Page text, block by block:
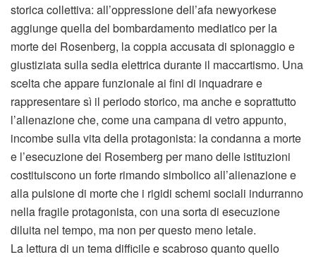
storica collettiva: all’oppressione dell’afa newyorkese
aggiunge quella del bombardamento mediatico per la
morte dei Rosenberg, la coppia accusata di spionaggio e
giustiziata sulla sedia elettrica durante il maccartismo. Una
scelta che appare funzionale ai fini di inquadrare e
rappresentare sì il periodo storico, ma anche e soprattutto
l’alienazione che, come una campana di vetro appunto,
incombe sulla vita della protagonista: la condanna a morte
e l’esecuzione dei Rosemberg per mano delle istituzioni
costituiscono un forte rimando simbolico all’alienazione e
alla pulsione di morte che i rigidi schemi sociali indurranno
nella fragile protagonista, con una sorta di esecuzione
diluita nel tempo, ma non per questo meno letale.
La lettura di un tema difficile e scabroso quanto quello